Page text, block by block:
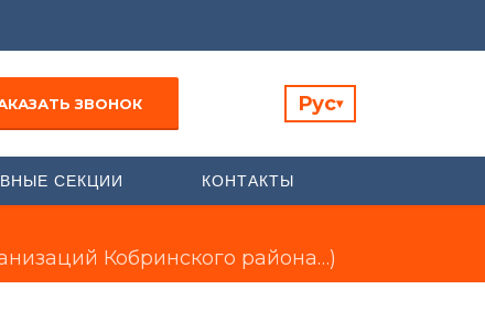
ЗВОНОК Рус▾
СЕКЦИИ КОНТАКТЫ
Кобринского района…)